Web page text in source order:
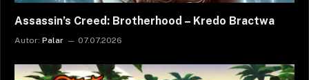
Assassin’s Creed: Brotherhood – Kredo Bractwa
Autor: Palar 07.07.2026